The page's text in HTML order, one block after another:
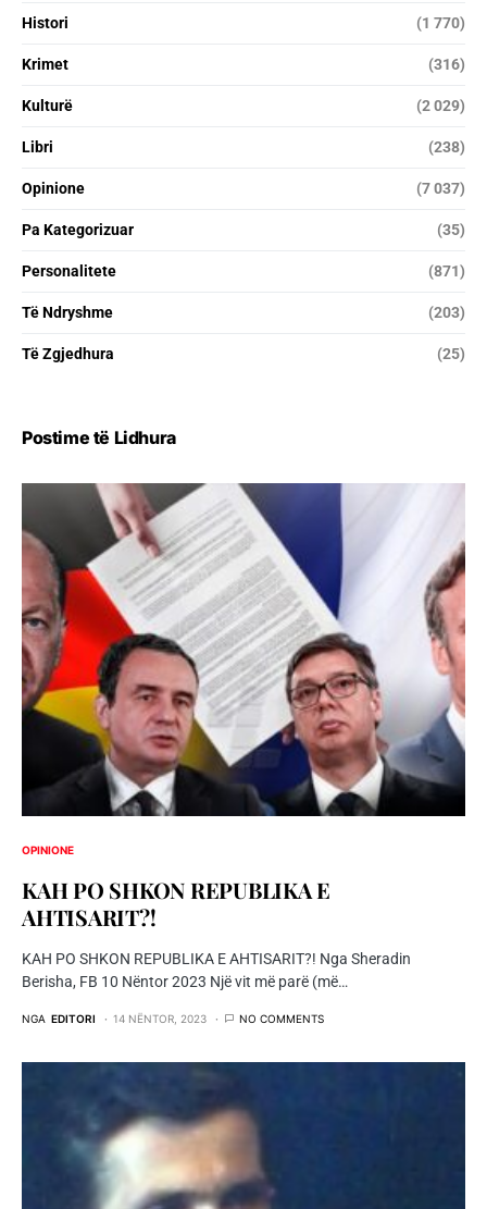
Histori (1 770)
Krimet (316)
Kulturë (2 029)
Libri (238)
Opinione (7 037)
Pa Kategorizuar (35)
Personalitete (871)
Të Ndryshme (203)
Të Zgjedhura (25)
Postime të Lidhura
OPINIONE
KAH PO SHKON REPUBLIKA E
AHTISARIT?!
KAH PO SHKON REPUBLIKA E AHTISARIT?! Nga Sheradin
Berisha, FB 10 Nëntor 2023 Një vit më parë (më…
NGA EDITORI 14 NËNTOR, 2023 NO COMMENTS